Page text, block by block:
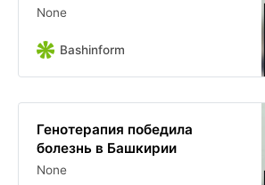
None
Bashinform
Генотерапия победила
болезнь в Башкирии
None